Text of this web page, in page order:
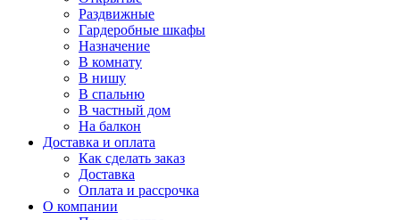
Раздвижные
Гардеробные шкафы
Назначение
В комнату
В нишу
В спальню
В частный дом
На балкон
Доставка и оплата
Как сделать заказ
Доставка
Оплата и рассрочка
О компании